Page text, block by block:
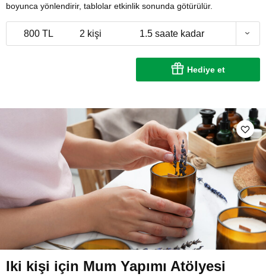
boyunca yönlendirir, tablolar etkinlik sonunda götürülür.
800 TL 2 kişi 1.5 saate kadar
Hediye et
Iki kişi için Mum Yapımı Atölyesi